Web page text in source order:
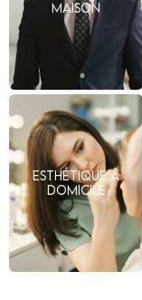
maison
Esthétique à
domicile